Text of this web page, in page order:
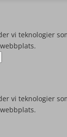
vi teknologier
vi teknologier